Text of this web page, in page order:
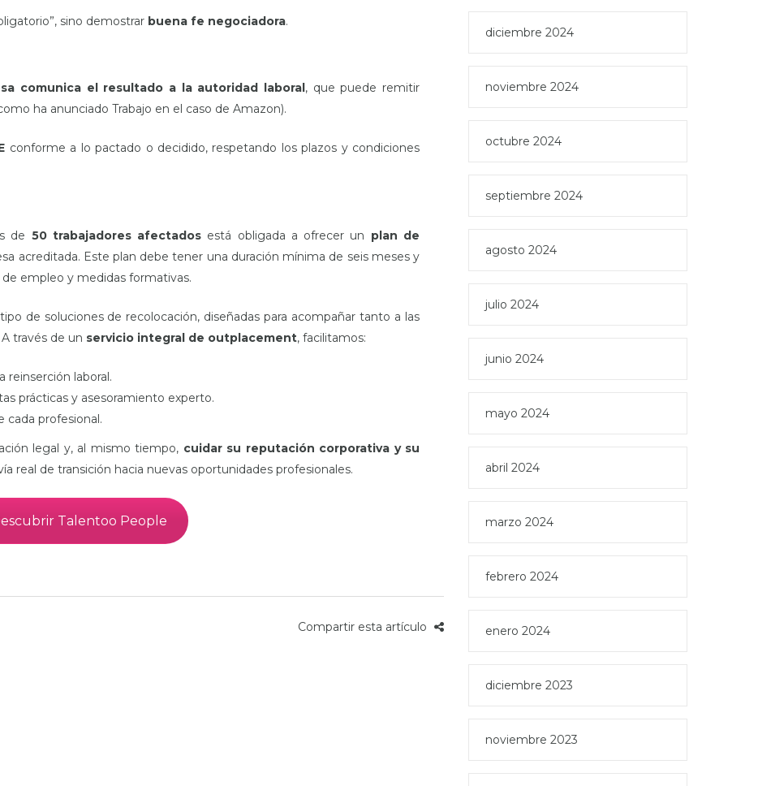
sino demostrar buena fe negociadora.
comunica el resultado a la autoridad laboral, que puede remitir
ha anunciado Trabajo en el caso de Amazon).
conforme a lo pactado o decidido, respetando los plazos y condiciones
de 50 trabajadores afectados está obligada a ofrecer un plan de
acreditada. Este plan debe tener una duración mínima de seis meses y
empleo y medidas formativas.
de soluciones de recolocación, diseñadas para acompañar tanto a las
través de un servicio integral de outplacement, facilitamos:
reinserción laboral.
prácticas y asesoramiento experto.
cada profesional.
legal y, al mismo tiempo, cuidar su reputación corporativa y su
real de transición hacia nuevas oportunidades profesionales.
Talentoo People
Compartir esta artículo
diciembre 2024
noviembre 2024
octubre 2024
septiembre 2024
agosto 2024
julio 2024
junio 2024
mayo 2024
abril 2024
marzo 2024
febrero 2024
enero 2024
diciembre 2023
noviembre 2023